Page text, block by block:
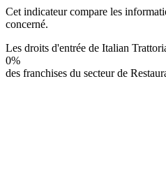
Cet indicateur compare les
concerné.
Les droits d'entrée de Italian
0%
des franchises du secteur de